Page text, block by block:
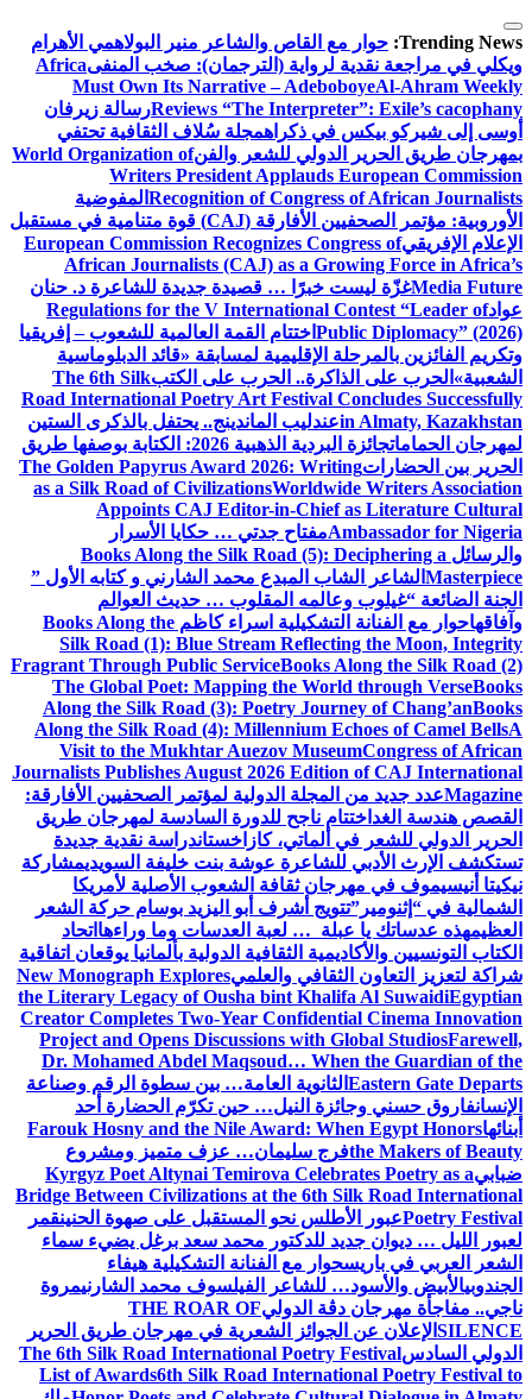
التجاوز
إلى
المحتوى
Trending News: حوار مع القاص والشاعر منير البولاهمي الأهرام
ويكلي في مراجعة نقدية لرواية (الترجمان): صخب المنفىAfrica
Must Own Its Narrative – AdeboboyeAl-Ahram Weekly
Reviews “The Interpreter”: Exile’s cacophanyرسالة زيرفان
أوسى إلى شيركو بيكس في ذكراهمجلة سُلاف الثقافية تحتفي
بمهرجان طريق الحرير الدولي للشعر والفنWorld Organization of
Writers President Applauds European Commission
Recognition of Congress of African Journalists المفوضية
الأوروبية: مؤتمر الصحفيين الأفارقة (CAJ) قوة متنامية في مستقبل
الإعلام الإفريقيEuropean Commission Recognizes Congress of
African Journalists (CAJ) as a Growing Force in Africa’s
Media Futureغزّة ليست خبرًا … قصيدة جديدة للشاعرة د. حنان
عوادRegulations for the V International Contest “Leader of
Public Diplomacy” (2026) اختتام القمة العالمية للشعوب – إفريقيا
وتكريم الفائزين بالمرحلة الإقليمية لمسابقة «قائد الدبلوماسية
الشعبية» الحرب على الذاكرة.. الحرب على الكتبThe 6th Silk
Road International Poetry Art Festival Concludes Successfully
in Almaty, Kazakhstanعندليب الماندينج.. يحتفل بالذكرى الستين
لمهرجان الحمامات
جائزة البردية الذهبية 2026: الكتابة بوصفها طريق
الحرير بين الحضاراتThe Golden Papyrus Award 2026: Writing
as a Silk Road of CivilizationsWorldwide Writers Association
Appoints CAJ Editor-in-Chief as Literature Cultural
Ambassador for Nigeriaمفتاح جدتي … حكايا الأسرار
والرسائل Books Along the Silk Road (5): Deciphering a
Masterpiece الشاعر الشاب المبدع محمد الشارني و كتابه الأول ”
الجنة الضائعة “غيلوب وعالمه المقلوب … حديث العوالم
وآفاقهاحوار مع الفنانة التشكيلية اسراء كاظم Books Along the
Silk Road (1): Blue Stream Reflecting the Moon, Integrity
Fragrant Through Public ServiceBooks Along the Silk Road (2)
The Global Poet: Mapping the World through VerseBooks
Along the Silk Road (3): Poetry Journey of Chang’anBooks
Along the Silk Road (4): Millennium Echoes of Camel BellsA
Visit to the Mukhtar Auezov MuseumCongress of African
Journalists Publishes August 2026 Edition of CAJ International
Magazineعدد جديد من المجلة الدولية لمؤتمر الصحفيين الأفارقة:
القصص هندسة الغد اختتام ناجح للدورة السادسة لمهرجان طريق
الحرير الدولي للشعر في ألماتي، كازاخستاندراسة نقدية جديدة
تستكشف الإرث الأدبي للشاعرة عوشة بنت خليفة السويديمشاركة
نيكيتا أنيسيموف في مهرجان ثقافة الشعوب الأصلية لأمريكا
الشمالية في “إثنومير”تتويج أشرف أبو اليزيد بوسام حركة الشعر
العظيمهذه عدساتك يا عبلة … لعبة العدسات وما وراءها اتحاد
الكتاب التونسيين والأكاديمية الثقافية الدولية بألمانيا يوقعان اتفاقية
شراكة لتعزيز التعاون الثقافي والعلميNew Monograph Explores
the Literary Legacy of Ousha bint Khalifa Al SuwaidiEgyptian
Creator Completes Two-Year Confidential Cinema Innovation
Project and Opens Discussions with Global StudiosFarewell,
Dr. Mohamed Abdel Maqsoud… When the Guardian of the
Eastern Gate Departs الثانوية العامة… بين سطوة الرقم وصناعة
الإنسانفاروق حسني وجائزة النيل… حين تكرّم الحضارة أحد
أبنائهاFarouk Hosny and the Nile Award: When Egypt Honors
the Makers of Beautyفرج سليمان… عزف متميز ومشروع
ضبابيKyrgyz Poet Altynai Temirova Celebrates Poetry as a
Bridge Between Civilizations at the 6th Silk Road International
Poetry Festivalعبور الأطلس نحو المستقبل على صهوة الحنينقمر
لعبور الليل … ديوان جديد للدكتور محمد سعد برغل يضيء سماء
الشعر العربي في باريسحوار مع الفنانة التشكيلية هيفاء
الجندوبيالأبيض والأسود… للشاعر الفيلسوف محمد الشارنيمروة
ناجي.. مفاجأة مهرجان دڨة الدوليTHE ROAR OF
SILENCE الإعلان عن الجوائز الشعرية في مهرجان طريق الحرير
الدولي السادسThe 6th Silk Road International Poetry Festival
List of Awards6th Silk Road International Poetry Festival to